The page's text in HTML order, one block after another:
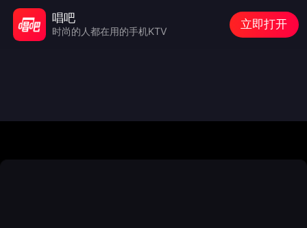
唱吧
时尚的人都在用的手机KTV
立即打开